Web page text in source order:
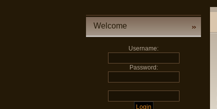
Welcome
Username:
Password: